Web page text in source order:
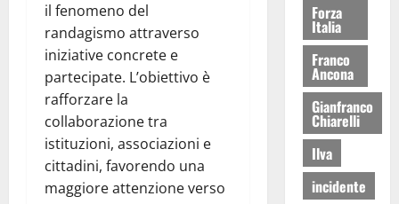
il fenomeno del
randagismo attraverso
iniziative concrete e
partecipate. L’obiettivo è
rafforzare la
collaborazione tra
istituzioni, associazioni e
cittadini, favorendo una
maggiore attenzione verso
Forza
Italia
Franco
Ancona
Gianfranco
Chiarelli
Ilva
incidente